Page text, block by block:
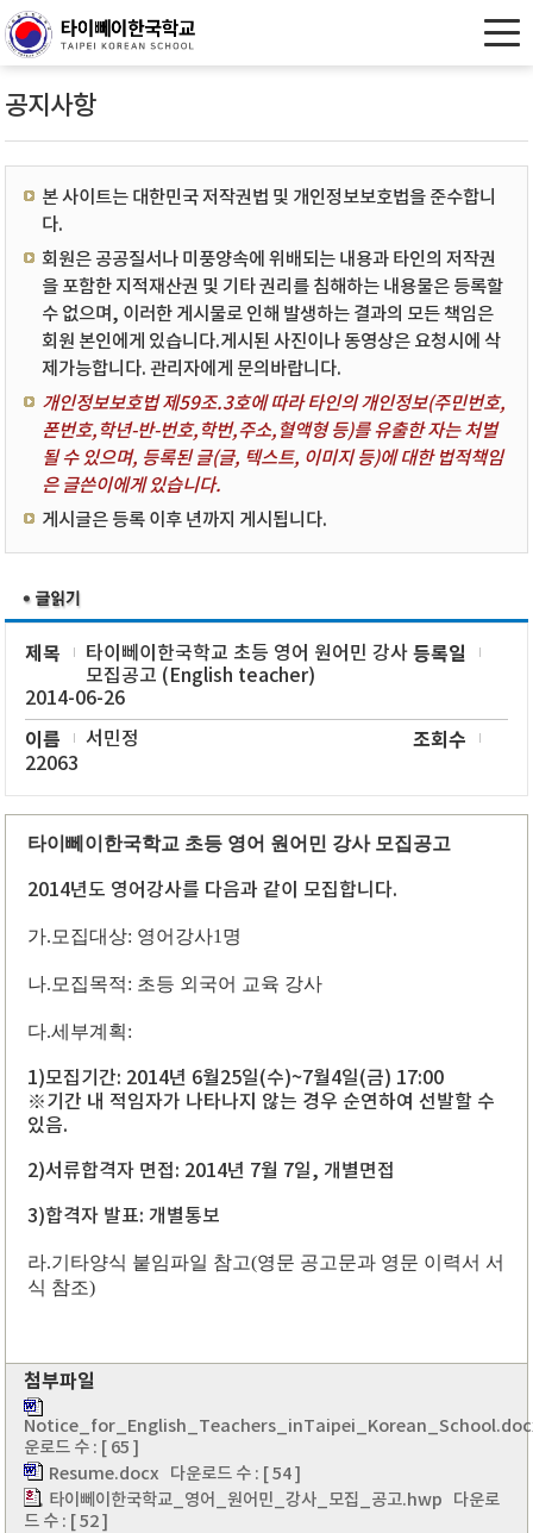
공지사항
본 사이트는 대한민국 저작권법 및 개인정보보호법을 준수합니
다.
회원은 공공질서나 미풍양속에 위배되는 내용과 타인의 저작권
을 포함한 지적재산권 및 기타 권리를 침해하는 내용물은 등록할
수 없으며, 이러한 게시물로 인해 발생하는 결과의 모든 책임은
회원 본인에게 있습니다.게시된 사진이나 동영상은 요청시에 삭
제가능합니다. 관리자에게 문의바랍니다.
개인정보보호법 제59조.3호에 따라 타인의 개인정보(주민번호,
폰번호,학년-반-번호,학번,주소,혈액형 등)를 유출한 자는 처벌
될 수 있으며, 등록된 글(글, 텍스트, 이미지 등)에 대한 법적책임
은 글쓴이에게 있습니다.
게시글은 등록 이후 년까지 게시됩니다.
제목
타이뻬이한국학교 초등 영어 원어민 강사
모집공고 (English teacher)
등록일
2014-06-26
이름 서민정 조회수
22063
타이뻬이한국학교 초등 영어 원어민 강사 모집공고
2014년도 영어강사를 다음과 같이 모집합니다.
가.모집대상: 영어강사1명
나.모집목적: 초등 외국어 교육 강사
다.세부계획:
1)모집기간: 2014년 6월25일(수)~7월4일(금) 17:00
※기간 내 적임자가 나타나지 않는 경우 순연하여 선발할 수
있음.
2)서류합격자 면접: 2014년 7월 7일, 개별면접
3)합격자 발표: 개별통보
라.기타양식 붙임파일 참고(영문 공고문과 영문 이력서 서
식 참조)
첨부파일
운로드 수 : [ 65 ]
Resume.docx 다운로드 수 : [ 54 ]
타이뻬이한국학교_영어_원어민_강사_모집_공고.hwp 다운로
드 수 : [ 52 ]